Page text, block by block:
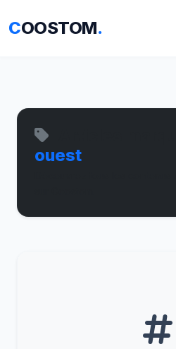
COOSTOM.
ouest